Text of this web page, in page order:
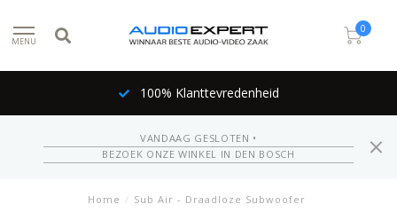
MENU
0
100% Klanttevredenheid
VANDAAG GESLOTEN •
BEZOEK ONZE WINKEL IN DEN BOSCH
Home / Sub Air - Draadloze Subwoofer